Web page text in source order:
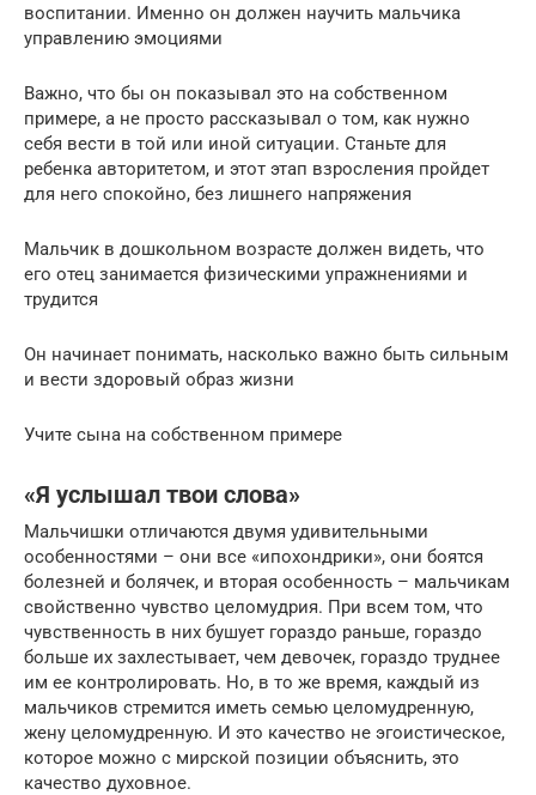
воспитании. Именно он должен научить мальчика
управлению эмоциями
Важно, что бы он показывал это на собственном
примере, а не просто рассказывал о том, как нужно
себя вести в той или иной ситуации. Станьте для
ребенка авторитетом, и этот этап взросления пройдет
для него спокойно, без лишнего напряжения
Мальчик в дошкольном возрасте должен видеть, что
его отец занимается физическими упражнениями и
трудится
Он начинает понимать, насколько важно быть сильным
и вести здоровый образ жизни
Учите сына на собственном примере
«Я услышал твои слова»
Мальчишки отличаются двумя удивительными
особенностями – они все «ипохондрики», они боятся
болезней и болячек, и вторая особенность – мальчикам
свойственно чувство целомудрия. При всем том, что
чувственность в них бушует гораздо раньше, гораздо
больше их захлестывает, чем девочек, гораздо труднее
им ее контролировать. Но, в то же время, каждый из
мальчиков стремится иметь семью целомудренную,
жену целомудренную. И это качество не эгоистическое,
которое можно с мирской позиции объяснить, это
качество духовное.